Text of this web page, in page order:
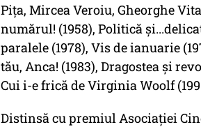
Piţa, Mircea Veroiu, Gheorghe
numărul! (1958), Politică
paralele (1978), Vis de ianuarie
tău, Anca! (1983), Dragostea şi
Cui i-e frică de Virginia Woolf
Distinsă cu premiul Asociaţiei